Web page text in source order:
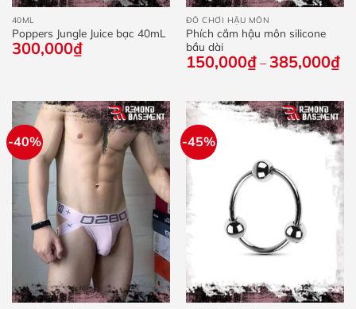
40ML
Poppers Jungle Juice bạc 40mL
300,000₫
ĐỒ CHƠI HẬU MÔN
Phích cắm hậu môn silicone
bầu dài
150,000₫ – 385,000₫
-40%
-45%